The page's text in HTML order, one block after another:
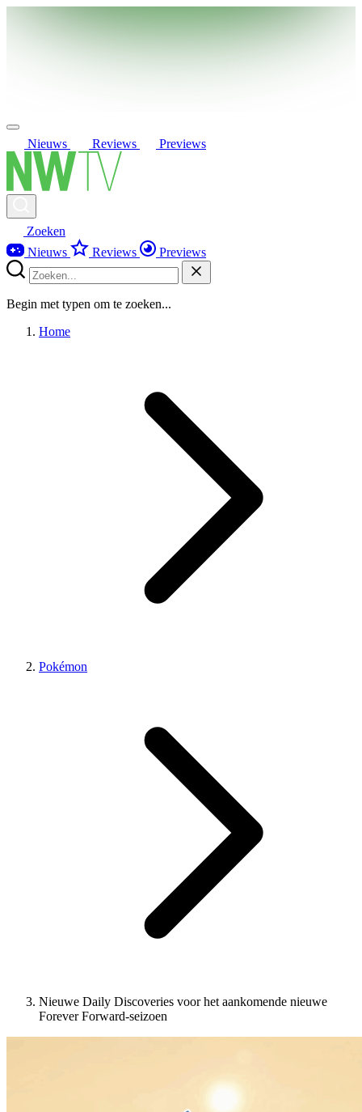
Nieuws Reviews Previews
Zoeken
Nieuws
Reviews Previews
Begin met typen om te zoeken...
Home
Pokémon
Nieuwe Daily Discoveries voor het aankomende nieuwe
Forever Forward-seizoen